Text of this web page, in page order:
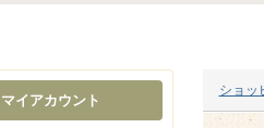
ショッ
マイアカウント